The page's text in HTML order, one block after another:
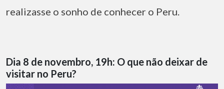
realizasse o sonho de conhecer o Peru.
Dia 8 de novembro, 19h: O que não deixar de
visitar no Peru?